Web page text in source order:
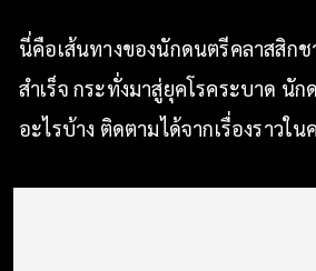
นี่คือเส้นทางของนักดนตรีคลาสสิก
สำเร็จ กระทั่งมาสู่ยุคโรคระบาด นั
อะไรบ้าง ติดตามได้จากเรื่องราวใ